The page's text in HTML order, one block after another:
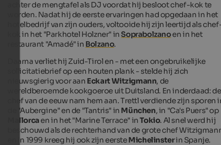
achter de mengtafel als DJ voordat hij besloot chef-kok te
worden. Nadat hij de eerste ervaringen had opgedaan in het
hotelbedrijf van zijn ouders, voltooide hij zijn leertijd als
kok in het "Parkhotel Holzner" inSoprabolzanoen in het
restaurant "Amadé" in Bolzano.
Daarna verliet hij Zuid-Tirol en - met een ongebruikelijke
sollicitatiebrief op een houten plank - stelde hij zich
nieuwsgierig voor aan Eckart Witzigmann, de
wereldberoemde kookgoeroe uit Duitsland. En inderdaad: de
chef van de eeuw nam hem aan. Trettl verdiende zijn sporen
de "Aubergine" en de "Tantris" in München, in "Ca's Puers" op
Mallorca en in het "Marine Terrace" inTokio. Al snel werd hij
beschouwd als de rechterhand van de grote chef
en in 1999 kreeg hij ook zijn eersteMichelinsterin Spanje.